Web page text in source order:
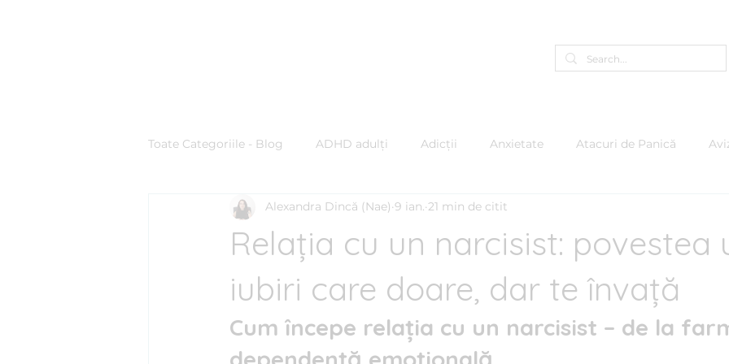
Toate Categoriile - Blog ADHD adulți Adicții Anxietate Atacuri de Panică
Comunicare & Stiluri de Comunicare Copii & Adolescenți
Managementul Furiei Mindfulness Narcisism
Personalitate Procrastinare Psihologie Organizațională Psiho-oncologie
Relația cu un narcisist: povestea
iubiri care doare, dar te învață
Alexandra Dincă (Nae) 9 ian. 21 min de citit
Cum începe relația cu un narcisist – de la